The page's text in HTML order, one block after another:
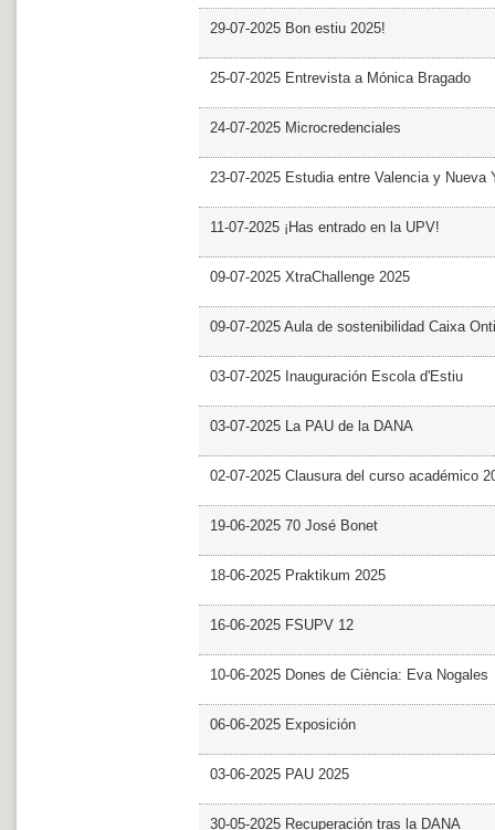
29-07-2025 Bon estiu 2025!
25-07-2025 Entrevista a Mónica Bragado
24-07-2025 Microcredenciales
23-07-2025 Estudia entre Valencia y Nueva
11-07-2025 ¡Has entrado en la UPV!
09-07-2025 XtraChallenge 2025
09-07-2025 Aula de sostenibilidad Caixa
03-07-2025 Inauguración Escola d'Estiu
03-07-2025 La PAU de la DANA
02-07-2025 Clausura del curso académico
19-06-2025 70 José Bonet
18-06-2025 Praktikum 2025
16-06-2025 FSUPV 12
10-06-2025 Dones de Ciència: Eva Nogales
06-06-2025 Exposición
03-06-2025 PAU 2025
30-05-2025 Recuperación tras la DANA